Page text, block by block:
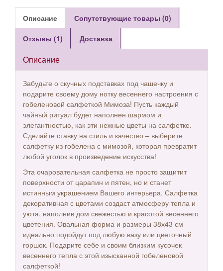
Описание Сопутствующие товары (0)
Отзывы (1) Доставка
Описание
Забудьте о скучных подставках под чашечку и
подарите своему дому нотку весеннего настроения с
гобеленовой салфеткой Мимоза! Пусть каждый
чайный ритуал будет наполнен шармом и
элегантностью, как эти нежные цветы на салфетке.
Сделайте ставку на стиль и качество – выберите
салфетку из гобелена с мимозой, которая превратит
любой уголок в произведение искусства!
Эта очаровательная салфетка не просто защитит
поверхности от царапин и пятен, но и станет
истинным украшением Вашего интерьера. Салфетка
декоративная с цветами создаст атмосферу тепла и
уюта, наполнив дом свежестью и красотой весеннего
цветения. Овальная форма и размеры 38х43 см
идеально подойдут под любую вазу или цветочный
горшок. Подарите себе и своим близким кусочек
весеннего тепла с этой изысканной гобеленовой
салфеткой!